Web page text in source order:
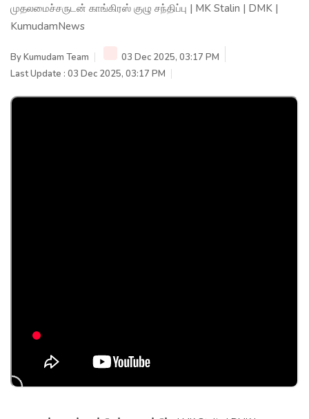
முதலமைச்சருடன் காங்கிரஸ் குழு சந்திப்பு | MK Stalin | DMK |
KumudamNews
ByKumudam Team
03 Dec 2025, 03:17 PM
Last Update : 03 Dec 2025, 03:17 PM